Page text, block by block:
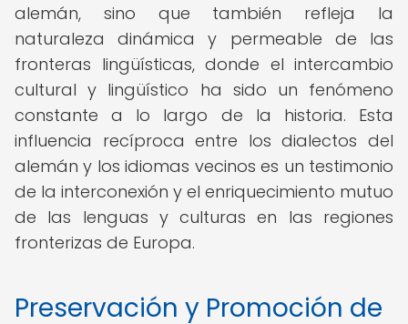
alemán, sino que también refleja la
naturaleza dinámica y permeable de las
fronteras lingüísticas, donde el intercambio
cultural y lingüístico ha sido un fenómeno
constante a lo largo de la historia. Esta
influencia recíproca entre los dialectos del
alemán y los idiomas vecinos es un testimonio
de la interconexión y el enriquecimiento mutuo
de las lenguas y culturas en las regiones
fronterizas de Europa.
Preservación y Promoción de